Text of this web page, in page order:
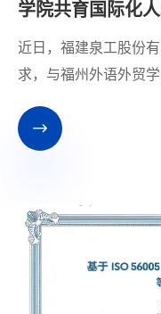
学院共育国际化
近日，福建泉工股份
求，与福州外语外贸
